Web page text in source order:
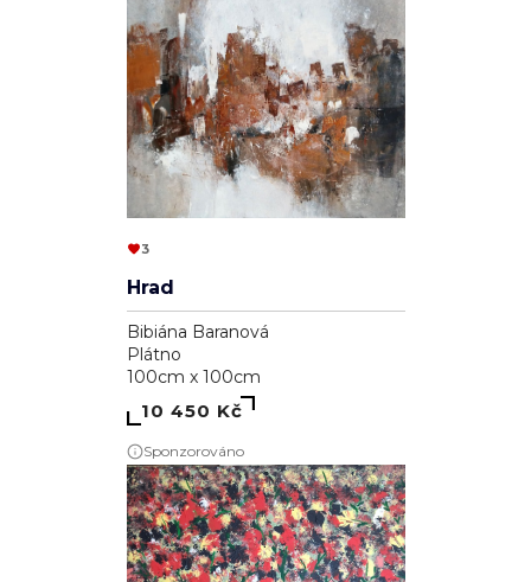
3
Hrad
Bibiána Baranová
Plátno
100cm x 100cm
10 450 Kč
Sponzorováno